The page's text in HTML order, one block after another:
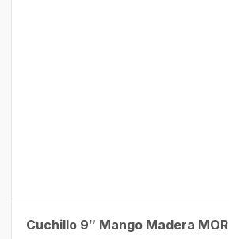
Cuchillo 9″ Mango Madera MOR